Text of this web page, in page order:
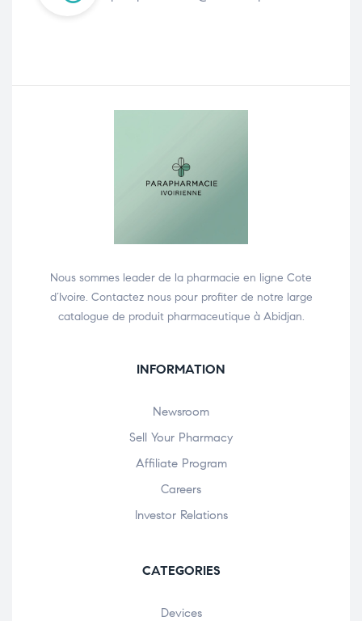
Nous sommes leader de la pharmacie en ligne Cote
d’Ivoire. Contactez nous pour profiter de notre large
catalogue de produit pharmaceutique à Abidjan.
INFORMATION
Newsroom
Sell Your Pharmacy
Affiliate Program
Careers
Investor Relations
CATEGORIES
Devices